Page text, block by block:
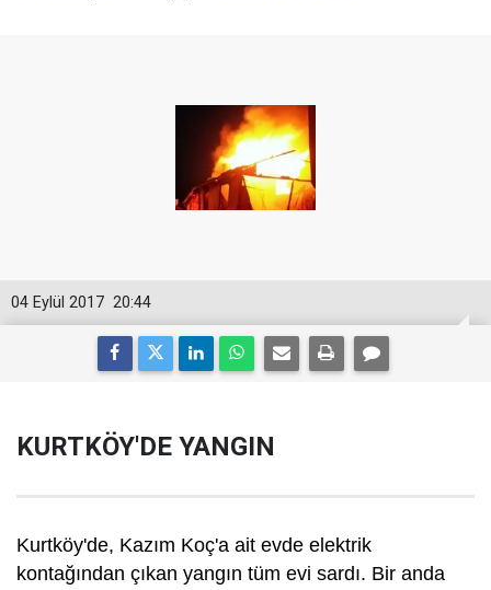
20:44
04 Eylül 2017
KURTKÖY'DE YANGIN
Kurtköy'de, Kazım Koç'a ait evde elektrik
kontağından çıkan yangın tüm evi sardı. Bir anda